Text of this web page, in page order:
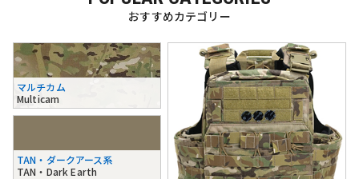
おすすめカテゴリー
マルチカム
Multicam
TAN・ダークアース系
TAN・Dark Earth